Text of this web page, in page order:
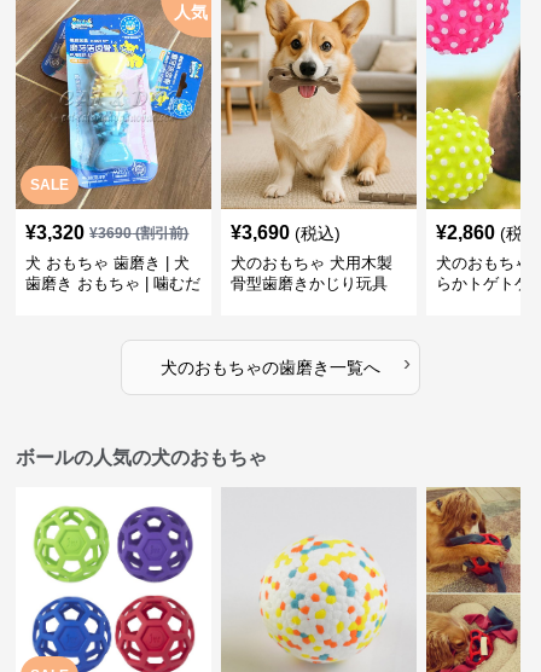
SALE
人気
¥3,320 ¥3690(割引前)
犬 おもちゃ 歯磨き | 犬
歯磨き おもちゃ | 噛むだ
¥3,690 (税込)
犬のおもちゃ 犬用木製
骨型歯磨きかじり玩具
¥2,860 (税
犬のおもちゃ
らかトゲトゲ
犬のおもちゃの歯磨き一覧へ ›
ボールの人気の犬のおもちゃ